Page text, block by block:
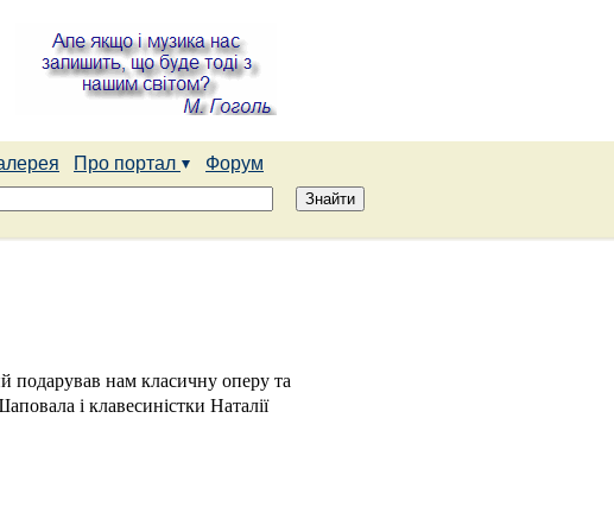
Про портал
Форум
подарував нам класичну оперу та
і клавесиністки Наталії